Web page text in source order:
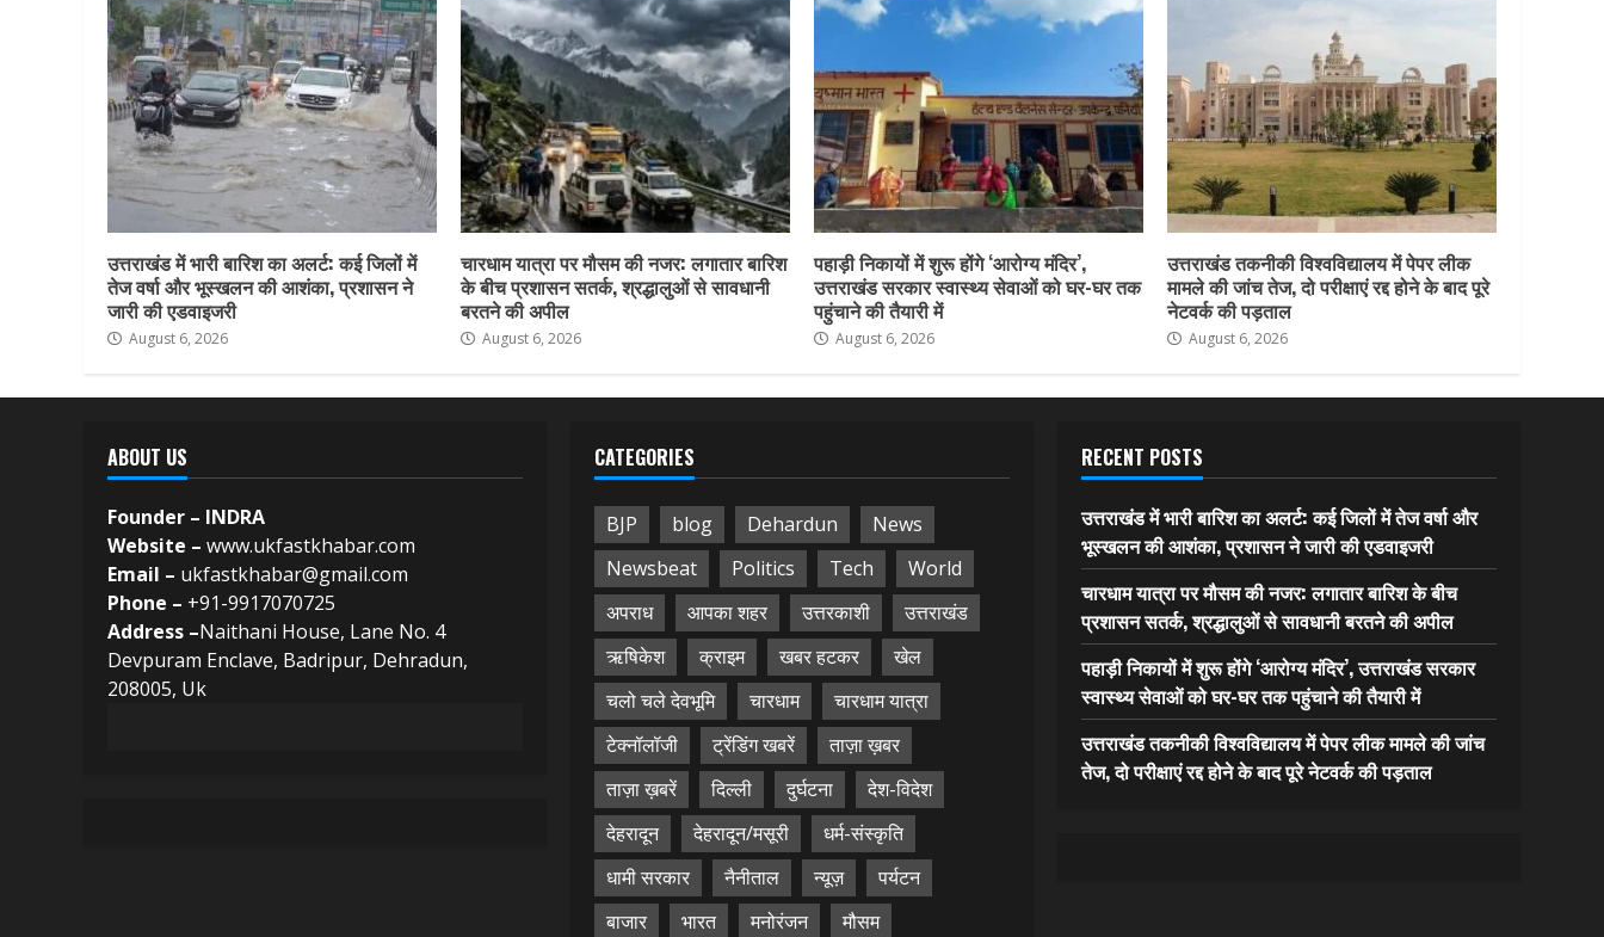
उत्तराखंड में भारी बारिश का अलर्ट: कई जिलों में
तेज वर्षा और भूस्खलन की आशंका, प्रशासन ने
जारी की एडवाइजरी
August 6, 2026
चारधाम यात्रा पर मौसम की नजर: लगातार बारिश
के बीच प्रशासन सतर्क, श्रद्धालुओं से सावधानी
बरतने की अपील
August 6, 2026
पहाड़ी निकायों में शुरू होंगे ‘आरोग्य मंदिर’,
उत्तराखंड सरकार स्वास्थ्य सेवाओं को घर-घर तक
पहुंचाने की तैयारी में
August 6, 2026
उत्तराखंड तकनीकी विश्वविद्यालय में पेपर लीक
मामले की जांच तेज, दो परीक्षाएं रद्द होने के बाद पूरे
नेटवर्क की पड़ताल
August 6, 2026
ABOUT US
Founder – INDRA
Website – www.ukfastkhabar.com
Email – ukfastkhabar@gmail.com
Phone – +91-9917070725
Address –Naithani House, Lane No. 4
Devpuram Enclave, Badripur, Dehradun,
208005, Uk
CATEGORIES
BJP blog Dehardun
News
Newsbeat
Politics Tech
World
अपराध
आपका शहर उत्तरकाशी
उत्तराखंड
ऋषिकेश
क्राइम खबर हटकर
खेल
चलो चले देवभूमि
चारधाम
चारधाम यात्रा
टेक्नॉलॉजी
ट्रेंडिंग खबरें
ताज़ा ख़बर
ताज़ा ख़बरें
दिल्ली दुर्घटना
देश-विदेश
देहरादून
देहरादून/मसूरी
धर्म-संस्कृति
धामी सरकार
नैनीताल न्यूज़
पर्यटन
बाजार
भारत मनोरंजन मौसम
RECENT POSTS
उत्तराखंड में भारी बारिश का अलर्ट: कई जिलों में तेज वर्षा और
भूस्खलन की आशंका, प्रशासन ने जारी की एडवाइजरी
चारधाम यात्रा पर मौसम की नजर: लगातार बारिश के बीच
प्रशासन सतर्क, श्रद्धालुओं से सावधानी बरतने की अपील
पहाड़ी निकायों में शुरू होंगे ‘आरोग्य मंदिर’, उत्तराखंड सरकार
स्वास्थ्य सेवाओं को घर-घर तक पहुंचाने की तैयारी में
उत्तराखंड तकनीकी विश्वविद्यालय में पेपर लीक मामले की जांच
तेज, दो परीक्षाएं रद्द होने के बाद पूरे नेटवर्क की पड़ताल